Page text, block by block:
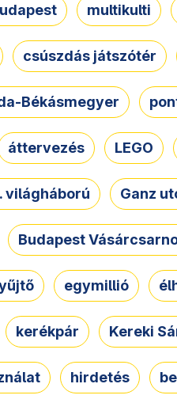
multikulti
csúszdás játszótér
Békásmegyer
áttervezés LEGO
világháború Ganz
Budapest
egymillió
kerékpár Kereki
hirdetés